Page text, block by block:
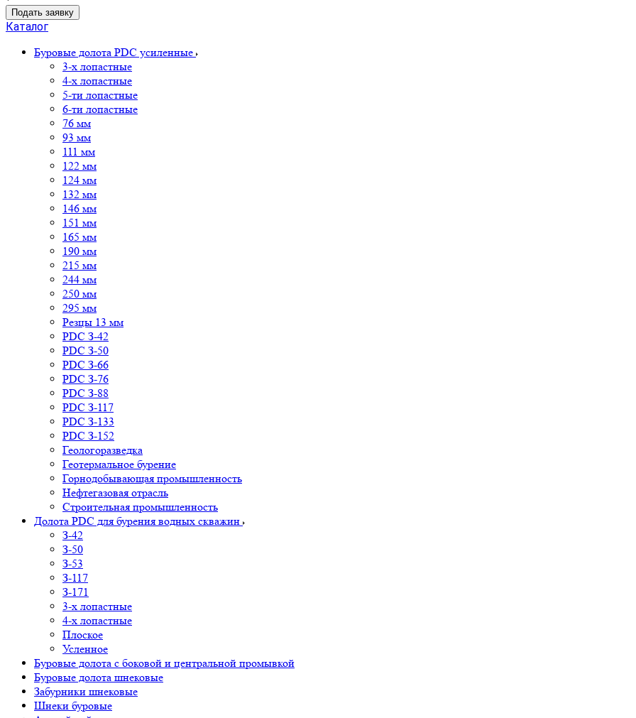
Подать заявку
Каталог
Буровые долота PDC усиленные
3-х лопастные
4-х лопастные
5-ти лопастные
6-ти лопастные
76 мм
93 мм
111 мм
122 мм
124 мм
132 мм
146 мм
151 мм
165 мм
190 мм
215 мм
244 мм
250 мм
295 мм
Резцы 13 мм
PDC З-42
PDC З-50
PDC З-66
PDC З-76
PDC З-88
PDC З-117
PDC З-133
PDC З-152
Геологоразведка
Геотермальное бурение
Горнодобывающая промышленность
Нефтегазовая отрасль
Строительная промышленность
Долота PDC для бурения водных скважин
З-42
З-50
З-53
З-117
З-171
3-х лопастные
4-х лопастные
Плоское
Усленное
Буровые долота с бoковой и центральной промывкой
Буровые долота шнековые
Забурники шнековые
Шнеки буровые